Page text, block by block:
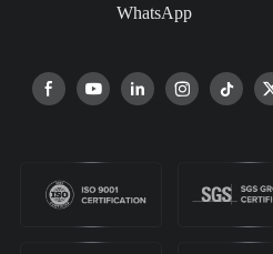
WhatsApp